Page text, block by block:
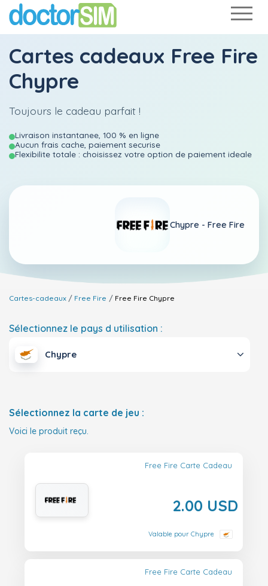
Cartes cadeaux Free Fire
Chypre
Toujours le cadeau parfait !
Livraison instantanee, 100 % en ligne
Aucun frais cache, paiement securise
Flexibilite totale : choisissez votre option de paiement ideale
Chypre - Free Fire
Cartes-cadeaux Free Fire Free Fire Chypre
Sélectionnez le pays d utilisation :
Chypre
Sélectionnez la carte de jeu :
Voici le produit reçu.
Free Fire Carte Cadeau
2.00 USD
Valable pour Chypre
Free Fire Carte Cadeau